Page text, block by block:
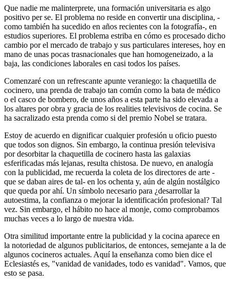
Que nadie me malinterprete, una formación universitaria es algo
positivo per se. El problema no reside en convertir una disciplina, -
como también ha sucedido en años recientes con la fotografía-, en
estudios superiores. El problema estriba en cómo es procesado dicho
cambio por el mercado de trabajo y sus particulares intereses, hoy en
mano de unas pocas trasnacionales que han homogeneizado, a la
baja, las condiciones laborales en casi todos los países.
Comenzaré con un refrescante apunte veraniego: la chaquetilla de
cocinero, una prenda de trabajo tan común como la bata de médico
o el casco de bombero, de unos años a esta parte ha sido elevada a
los altares por obra y gracia de los realities televisivos de cocina. Se
ha sacralizado esta prenda como si del premio Nobel se tratara.
Estoy de acuerdo en dignificar cualquier profesión u oficio puesto
que todos son dignos. Sin embargo, la continua presión televisiva
por desorbitar la chaquetilla de cocinero hasta las galaxias
esferificadas más lejanas, resulta chistosa. De nuevo, en analogía
con la publicidad, me recuerda la coleta de los directores de arte -
que se daban aires de tal- en los ochenta y, aún de algún nostálgico
que queda por ahí. Un símbolo necesario para ¿desarrollar la
autoestima, la confianza o mejorar la identificación profesional? Tal
vez. Sin embargo, el hábito no hace al monje, como comprobamos
muchas veces a lo largo de nuestra vida.
Otra similitud importante entre la publicidad y la cocina aparece en
la notoriedad de algunos publicitarios, de entonces, semejante a la de
algunos cocineros actuales. Aquí la enseñanza como bien dice el
Eclesiastés es, "vanidad de vanidades, todo es vanidad". Vamos, que
esto se pasa.